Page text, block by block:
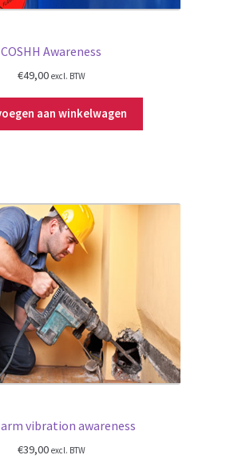
COSHH Awareness
€49,00 excl. BTW
aan winkelwagen
vibration awareness
€39,00 excl. BTW